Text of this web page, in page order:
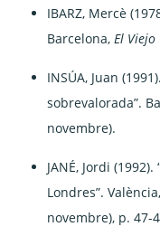
IBARZ, Mercè
Barcelona,El Viejo
INSÚA, Juan
sobrevalorada”.
novembre).
JANÉ, Jordi
Londres”.
novembre), p. 47-